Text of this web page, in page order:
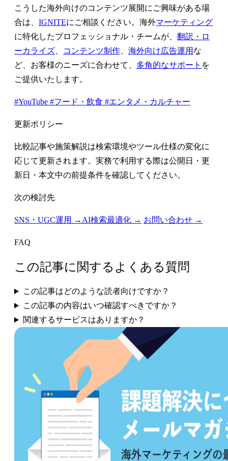
こうした海外向けのコンテンツ展開にご興味がある場
合は、 IGNITEにご相談ください。海外マーケティング
に特化したプロフェッショナル・チームが、 翻訳・ロ
ーカライズ、 コンテンツ制作、 海外向け広告運用 な
ど、お客様のニーズに合わせて、 多角的なサポート を
ご提供いたします。
#YouTube #フード・飲食 #エンタメ・カルチャー
更新ポリシー
比較記事や施策解説は検索環境やツール仕様の変化に
応じて更新されます。実務で利用する際は公開日・更
新日・本文中の前提条件を確認してください。
次の検討先
SNS・UGC運用 →AI検索最適化 → お問い合わせ →
FAQ
この記事に関するよくある質問
この記事はどのような読者向けですか？
この記事の内容はいつ確認すべきですか？
関連するサービスはありますか？